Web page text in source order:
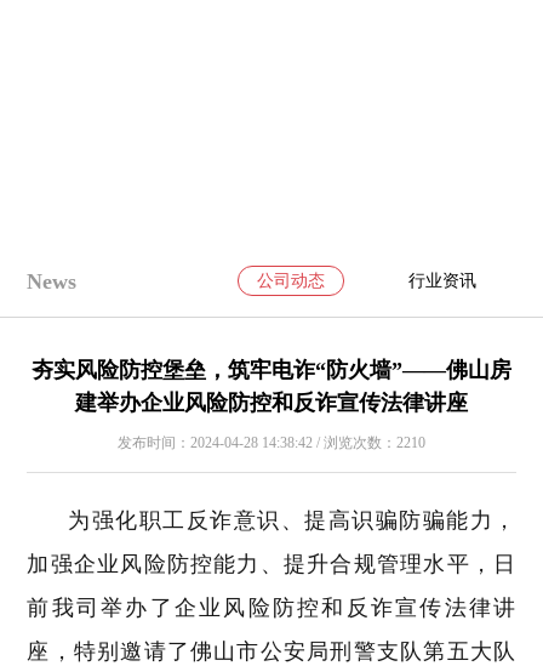
News 公司动态 行业资讯
夯实风险防控堡垒，筑牢电诈“防火墙”——佛山房
建举办企业风险防控和反诈宣传法律讲座
发布时间：2024-04-28 14:38:42 / 浏览次数：2210
为强化职工反诈意识、提高识骗防骗能力，
加强企业风险防控能力、提升合规管理水平，日
前我司举办了企业风险防控和反诈宣传法律讲
座，特别邀请了佛山市公安局刑警支队第五大队